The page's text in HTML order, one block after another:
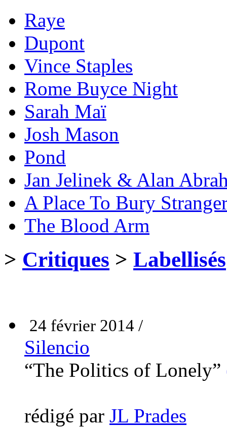
Raye
Dupont
Vince Staples
Rome Buyce Night
Sarah Maï
Josh Mason
Pond
Jan Jelinek & Alan
A Place To Bury
The Blood Arm
> Critiques > Labellisés
24 février 2014 /
Silencio
“The Politics of Lonely”
rédigé par JL Prades